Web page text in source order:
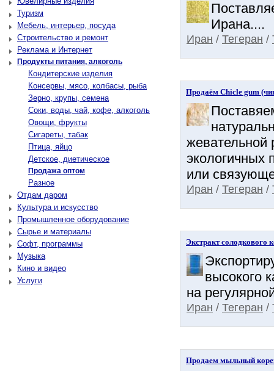
Туризм
Мебель, интерьер, посуда
Строительство и ремонт
Реклама и Интернет
Продукты питания, алкоголь
Кондитерские изделия
Консервы, мясо, колбасы, рыба
Зерно, крупы, семена
Соки, воды, чай, кофе, алкоголь
Овощи, фрукты
Сигареты, табак
Птица, яйцо
Детское, диетическое
Продажа оптом
Разное
Отдам даром
Культура и искусство
Промышленное оборудование
Сырье и материалы
Софт, программы
Музыка
Кино и видео
Услуги
Ирана....
Иран / Тегеран /
Продаём Chicle gum
жевательной
экологичных
или
Иран / Тегеран /
Экстракт солодкового
высокого
на
Иран / Тегеран /
Продаем мыльный